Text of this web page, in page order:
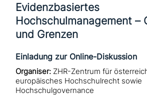
Evidenzbasiertes
Hochschulmanagement –
und Grenzen
Einladung zur Online-Diskussion
Organiser: ZHR-Zentrum für
europäisches Hochschulrecht sowie
Hochschulgovernance